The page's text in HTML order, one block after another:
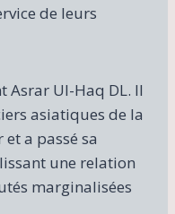
de leurs
Asrar Ul-Haq DL. Il
asiatiques de la
a passé sa
une relation
marginalisées